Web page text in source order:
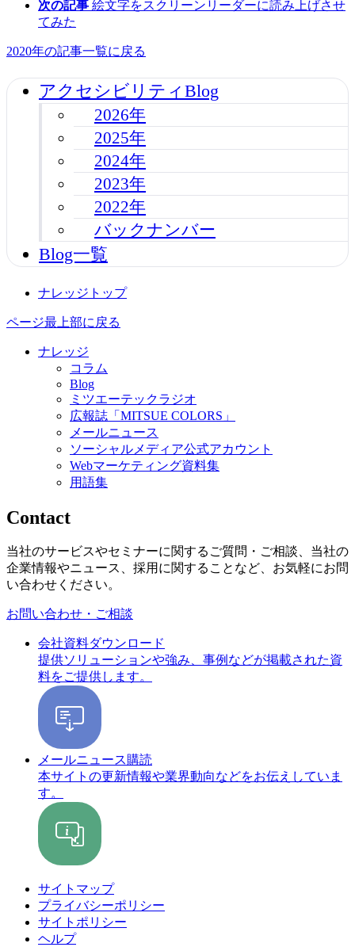
次の記事 絵文字をスクリーンリーダーに読み上げさせ
てみた
2020年の記事一覧に戻る
アクセシビリティBlog
2026年
2025年
2024年
2023年
2022年
バックナンバー
Blog一覧
ナレッジトップ
ページ最上部に戻る
ナレッジ
コラム
Blog
ミツエーテックラジオ
広報誌「MITSUE COLORS」
メールニュース
ソーシャルメディア公式アカウント
Webマーケティング資料集
用語集
Contact
当社のサービスやセミナーに関するご質問・ご相談、当社の
企業情報やニュース、採用に関することなど、お気軽にお問
い合わせください。
お問い合わせ・ご相談
会社資料ダウンロード
提供ソリューションや強み、事例などが掲載された資
料をご提供します。
メールニュース購読
本サイトの更新情報や業界動向などをお伝えしていま
す。
サイトマップ
プライバシーポリシー
サイトポリシー
ヘルプ